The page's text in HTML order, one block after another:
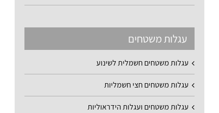
עגלות משטחים
עגלות משטחים חשמלית לשינוע
עגלות משטחים חצי חשמליות
עגלות משטחים ועגלות הידראוליות